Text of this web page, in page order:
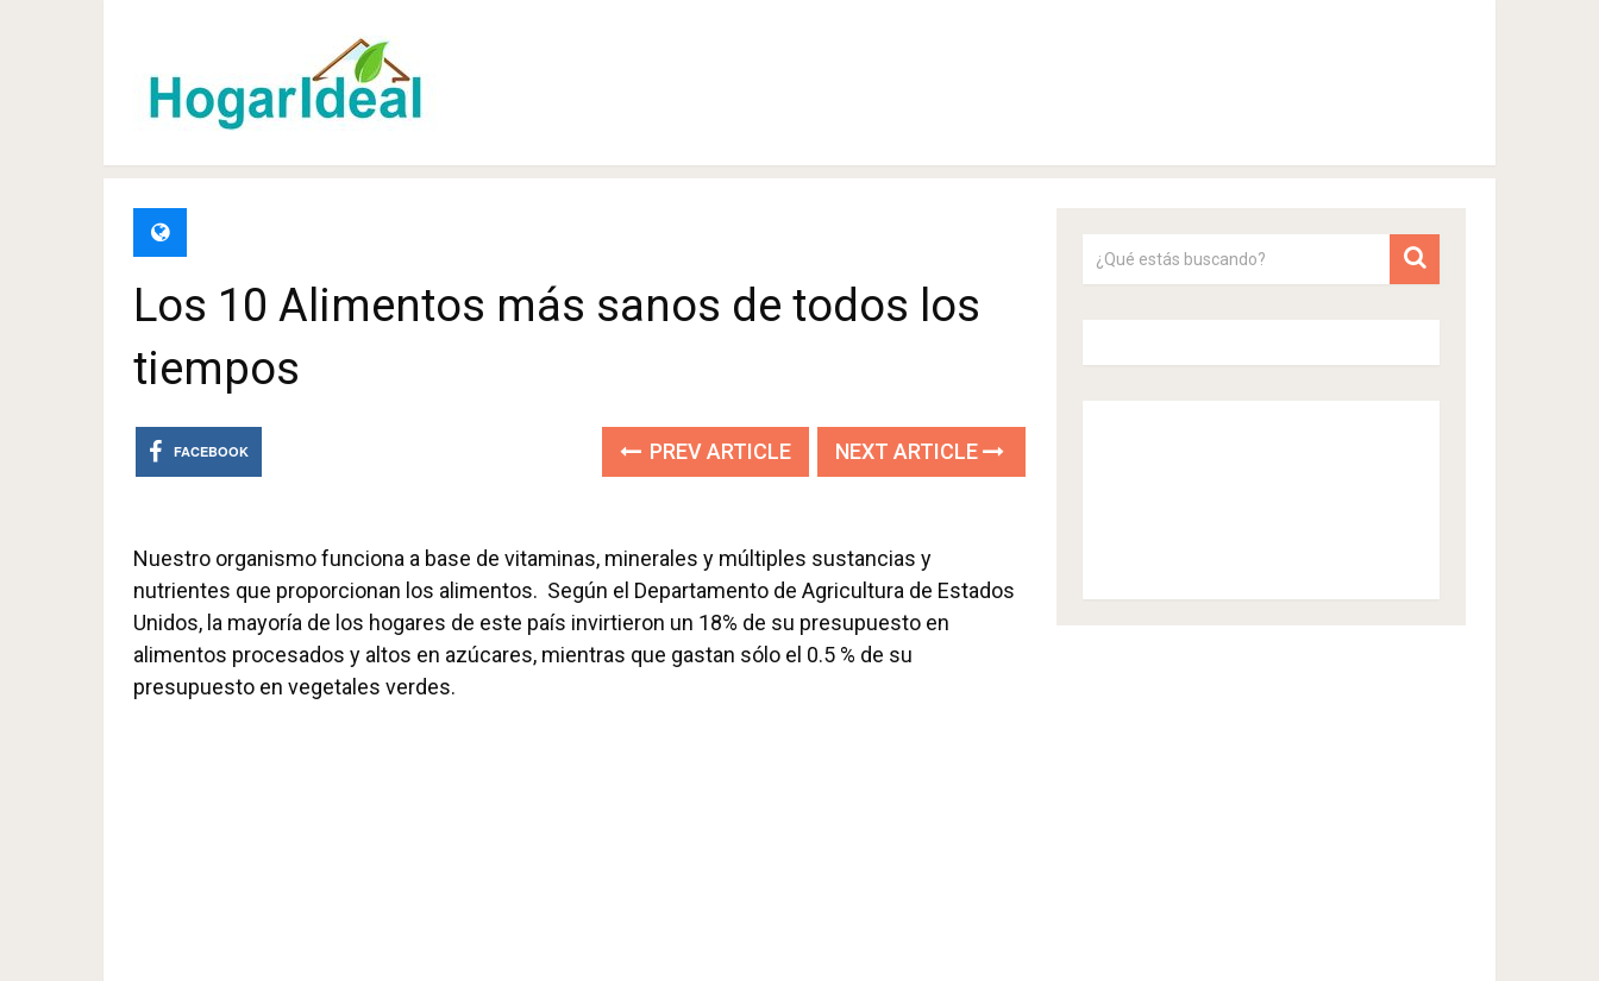
Los 10 Alimentos más sanos de todos los
tiempos
FACEBOOK PREV ARTICLE NEXT ARTICLE
Nuestro organismo funciona a base de vitaminas, minerales y múltiples sustancias y
nutrientes que proporcionan los alimentos. Según el Departamento de Agricultura de Estados
Unidos, la mayoría de los hogares de este país invirtieron un 18% de su presupuesto en
alimentos procesados y altos en azúcares, mientras que gastan sólo el 0.5 % de su
presupuesto en vegetales verdes.